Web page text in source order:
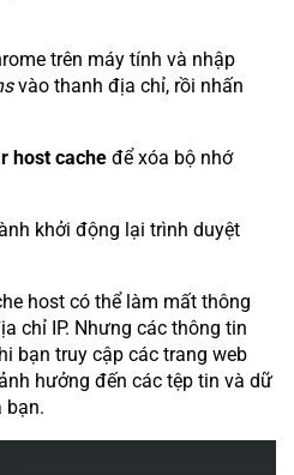
trên máy tính và nhập
vào thanh địa chỉ, rồi nhấn
host cache để xóa bộ nhớ
khởi động lại trình duyệt
host có thể làm mất thông
chỉ IP. Nhưng các thông tin
bạn truy cập các trang web
hưởng đến các tệp tin và dữ
bạn.